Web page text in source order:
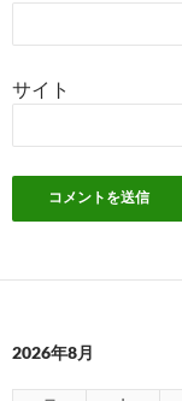
サイト
2026年8月